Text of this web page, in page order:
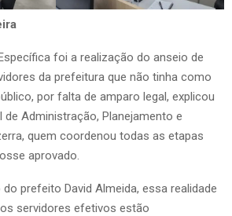
foi a realização do anseio de
da prefeitura que não tinha como
por falta de amparo legal, explicou
Administração, Planejamento e
quem coordenou todas as etapas
aprovado.
prefeito David Almeida, essa realidade
servidores efetivos estão